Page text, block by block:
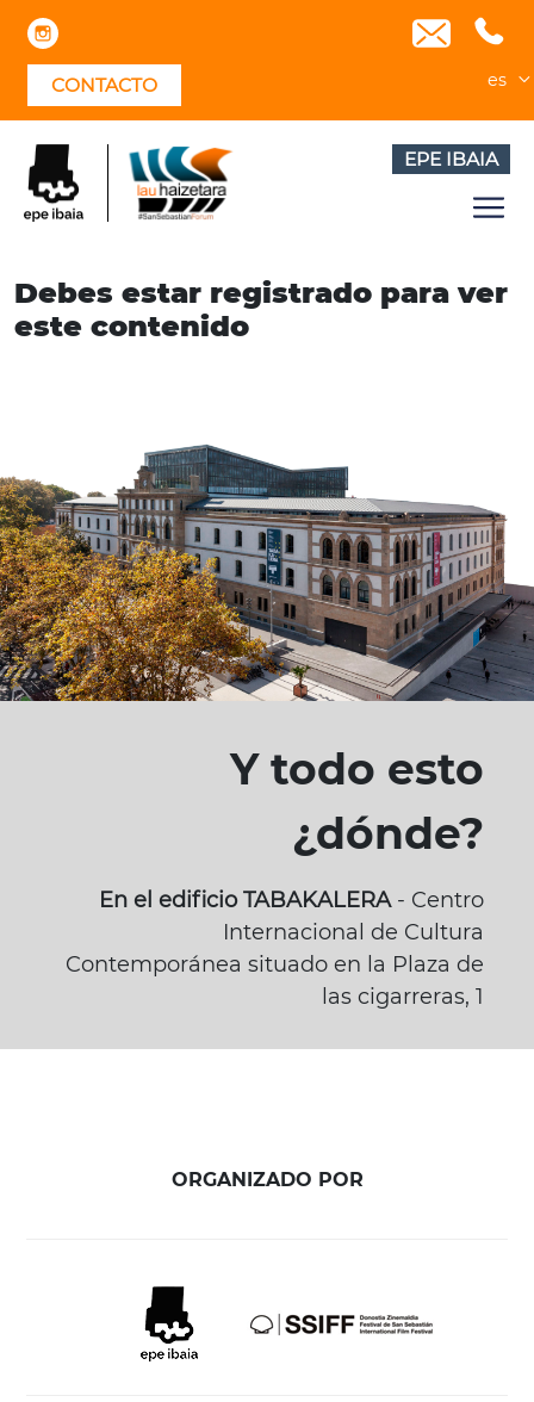
Skip
contentCONTACTO es
EPE IBAIA
Debes estar registrado para ver
este contenido
Y todo esto
¿dónde?
En el edificio TABAKALERA- Centro
Internacional de Cultura
Contemporánea situado en la Plaza de
las cigarreras, 1
ORGANIZADO POR